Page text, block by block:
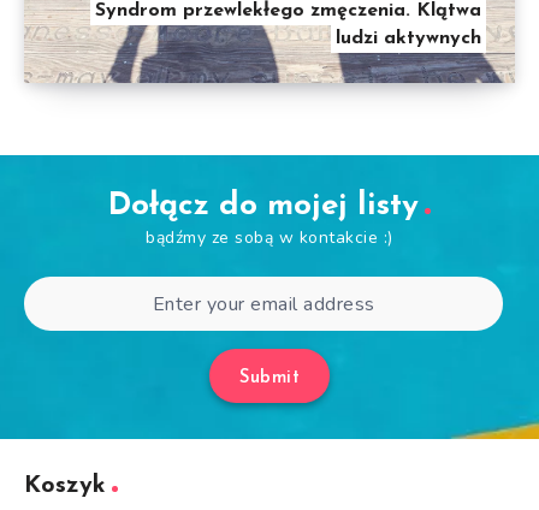
Syndrom przewlekłego zmęczenia. Klątwa
ludzi aktywnych
Dołącz do mojej listy
bądźmy ze sobą w kontakcie :)
Submit
Koszyk